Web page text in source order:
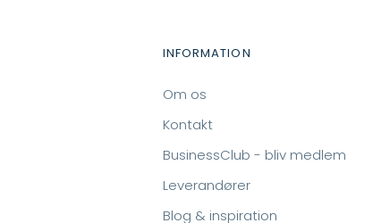
INFORMATION
Om os
Kontakt
BusinessClub - bliv medlem
Leverandører
Blog & inspiration